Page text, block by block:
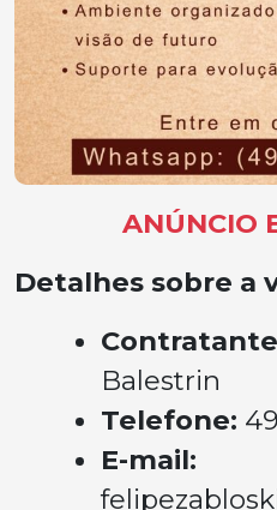
ANÚNCIO
Detalhes sobre a
Balestrin
Telefone:
E-mail: